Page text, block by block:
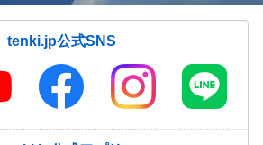
tenki.jp公式SNS